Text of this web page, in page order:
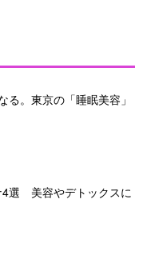
る。東京の「睡眠美容」
4選 美容やデトックスに